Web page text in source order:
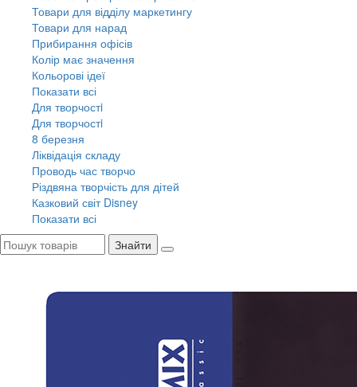
Товари для відділу маркетингу
Товари для нарад
Прибирання офісів
Колір має значення
Кольорові ідеї
Показати всі
Для творчостi
Для творчостi
8 березня
Ліквідація складу
Проводь час творчо
Різдвяна творчість для дітей
Казковий світ Disney
Показати всі
Знайти